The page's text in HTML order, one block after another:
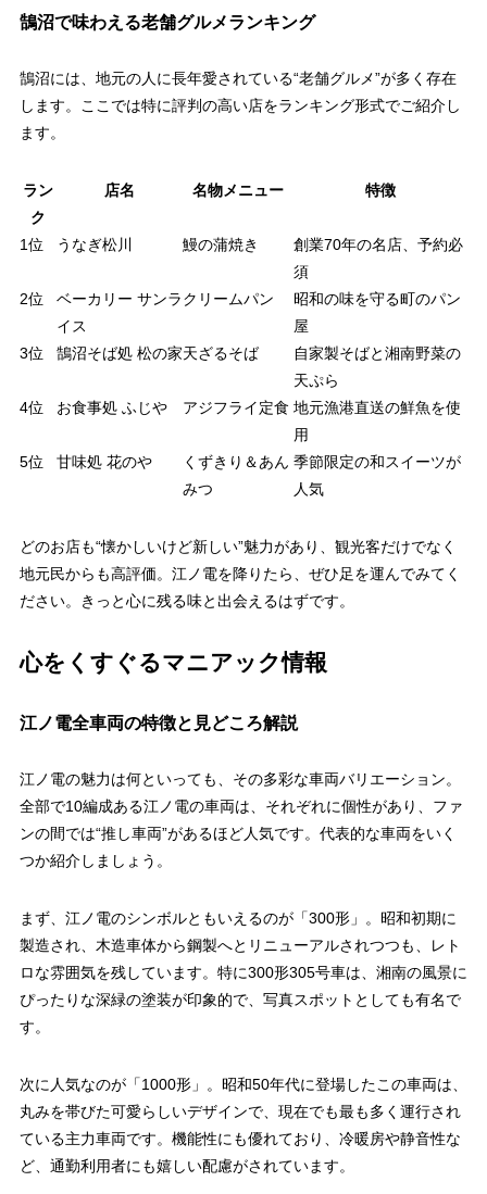
鵠沼で味わえる老舗グルメランキング
鵠沼には、地元の人に長年愛されている“老舗グルメ”が多く存在
します。ここでは特に評判の高い店をランキング形式でご紹介し
ます。
ラン
ク
店名 名物メニュー 特徴
1位 うなぎ松川 鰻の蒲焼き
創業70年の名店、予約必
須
2位
ベーカリー サンラ
イス
クリームパン
昭和の味を守る町のパン
屋
3位
鵠沼そば処 松の家天ざるそば
自家製そばと湘南野菜の
天ぷら
4位
お食事処 ふじや アジフライ定食 地元漁港直送の鮮魚を使
用
5位
甘味処 花のや
くずきり＆あん
みつ
季節限定の和スイーツが
人気
どのお店も“懐かしいけど新しい”魅力があり、観光客だけでなく
地元民からも高評価。江ノ電を降りたら、ぜひ足を運んでみてく
ださい。きっと心に残る味と出会えるはずです。
心をくすぐるマニアック情報
江ノ電全車両の特徴と見どころ解説
江ノ電の魅力は何といっても、その多彩な車両バリエーション。
全部で10編成ある江ノ電の車両は、それぞれに個性があり、ファ
ンの間では“推し車両”があるほど人気です。代表的な車両をいく
つか紹介しましょう。
まず、江ノ電のシンボルともいえるのが「300形」。昭和初期に
製造され、木造車体から鋼製へとリニューアルされつつも、レト
ロな雰囲気を残しています。特に300形305号車は、湘南の風景に
ぴったりな深緑の塗装が印象的で、写真スポットとしても有名で
す。
次に人気なのが「1000形」。昭和50年代に登場したこの車両は、
丸みを帯びた可愛らしいデザインで、現在でも最も多く運行され
ている主力車両です。機能性にも優れており、冷暖房や静音性な
ど、通勤利用者にも嬉しい配慮がされています。